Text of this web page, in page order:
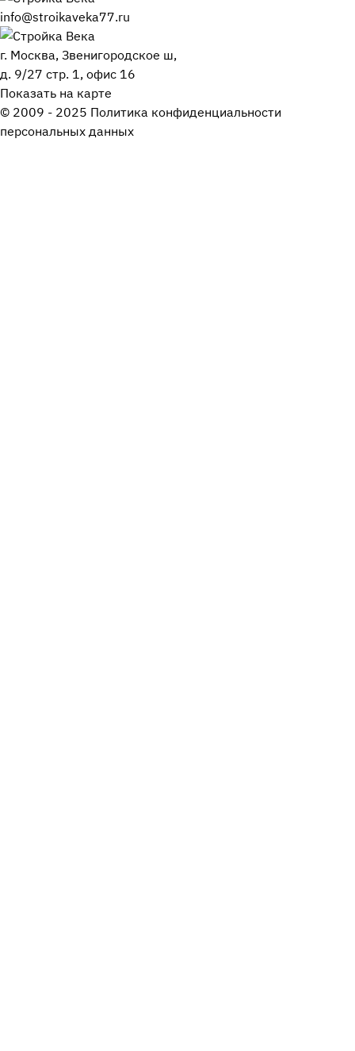
info@stroikaveka77.ru
г. Москва, Звенигородское ш,
д. 9/27 стр. 1, офис 16
Показать на карте
© 2009 - 2025 Политика конфиденциальности
персональных данных